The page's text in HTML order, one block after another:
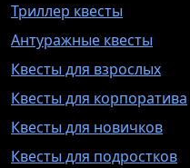
Триллер квесты
Антуражные квесты
Квесты для взрослых
Квесты для корпоратива
Квесты для новичков
Квесты для подростков